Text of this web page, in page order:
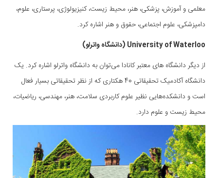
معلمی و آموزش، پزشکی، هنر، محیط زیست، کنیزیولوژی، پرستاری، علوم،
دامپزشکی، علوم اجتماعی، حقوق و هنر اشاره کرد.
University of Waterloo (دانشگاه واترلو)
از دیگر دانشگاه های معتبر کانادا می‌توان به دانشگاه واترلو اشاره کرد. یک
دانشگاه آکادمیک تحقیقاتی 40 هکتاری که از نظر تحقیقاتی بسیار فعال
است و دانشکده‌هایی نظیر علوم کاربردی سلامت، هنر، مهندسی، ریاضیات،
محیط زیست و علوم دارد.